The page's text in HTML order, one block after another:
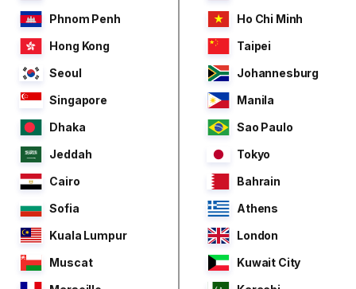
Phnom Penh
Ho Chi Minh
Hong Kong
Taipei
Seoul
Johannesburg
Singapore
Manila
Dhaka
Sao Paulo
Jeddah
Tokyo
Cairo
Bahrain
Sofia
Athens
Kuala Lumpur
London
Muscat
Kuwait City